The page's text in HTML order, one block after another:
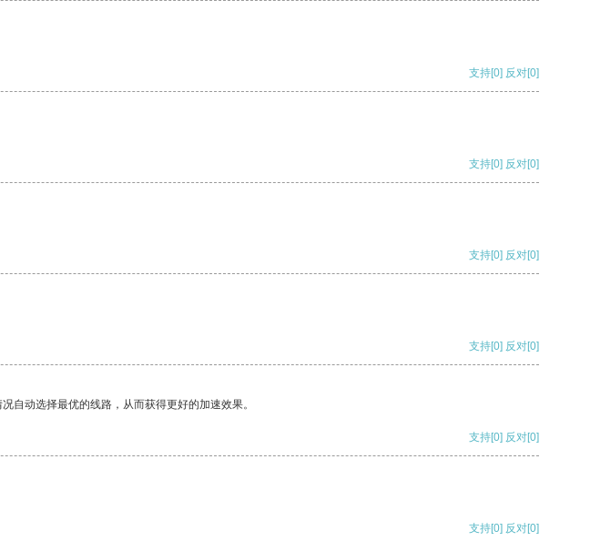
支持[0] 反对[0]
支持[0] 反对[0]
支持[0] 反对[0]
支持[0] 反对[0]
自动选择最优的线路，从而获得更好的加速效果。
支持[0] 反对[0]
支持[0] 反对[0]